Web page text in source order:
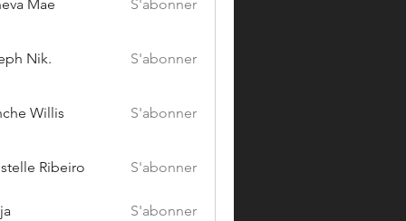
Mae S'abonner
Nik. S'abonner
Willis S'abonner
Ribeiro S'abonner
S'abonner